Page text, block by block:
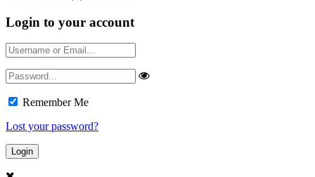
Login to your account
Remember Me
Lost your password?